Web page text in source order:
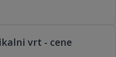
vrt - cene